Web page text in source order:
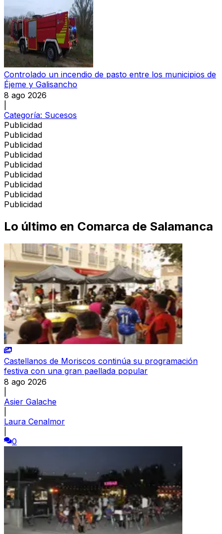
Controlado un incendio de pasto entre los municipios de
Éjeme y Galisancho
8 ago 2026
Categoría: Sucesos
Publicidad
Publicidad
Publicidad
Publicidad
Publicidad
Publicidad
Publicidad
Publicidad
Publicidad
Lo último en Comarca de Salamanca
Castellanos de Moriscos continúa su programación
festiva con una gran paellada popular
8 ago 2026
Asier Galache
Laura Cenalmor
0